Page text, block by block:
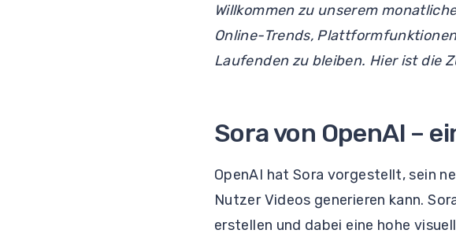
Willkommen zu unserem
Online-Trends,
Laufenden zu bleiben. Hier ist die
Sora von OpenAI –
OpenAI hat Sora vorgestellt, sein
Nutzer Videos generieren kann.
erstellen und dabei eine hohe